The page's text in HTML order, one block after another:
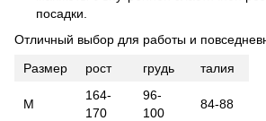
посадки.
Отличный выбор для работы и
Размер
рост грудь талия
М
164-
170
96-
100
84-88